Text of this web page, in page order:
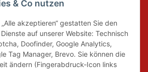
& Co nutzen
akzeptieren“ gestatten Sie den
auf unserer Website: Technisch
Doofinder, Google Analytics,
Tag Manager, Brevo. Sie können die
ändern (Fingerabdruck-Icon links
Verantwortung und erfüllen unsere
zur Systembeteiligung nach dem